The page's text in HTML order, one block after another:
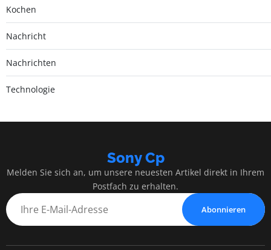
Kochen
Nachricht
Nachrichten
Technologie
Sony Cp
Melden Sie sich an, um unsere neuesten Artikel direkt in Ihrem
Postfach zu erhalten.
Abonnieren